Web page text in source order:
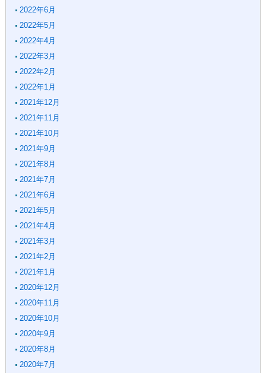
2022年6月
2022年5月
2022年4月
2022年3月
2022年2月
2022年1月
2021年12月
2021年11月
2021年10月
2021年9月
2021年8月
2021年7月
2021年6月
2021年5月
2021年4月
2021年3月
2021年2月
2021年1月
2020年12月
2020年11月
2020年10月
2020年9月
2020年8月
2020年7月